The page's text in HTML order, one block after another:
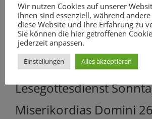
Lesegottesdienst am
Miserikordias Domini
Lesegottesdienst
Miserikordias Domini
Wir nutzen Cookies auf unserer
ihnen sind essenziell, während
diese Website und Ihre Erfahrung zu
Sie können die hier getroffenen
jederzeit anpassen.
Einstellungen Alles akzeptieren